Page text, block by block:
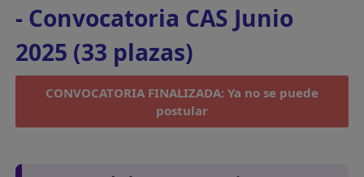
- Convocatoria CAS Junio
2025 (33 plazas)
CONVOCATORIA FINALIZADA: Ya no se puede
postular